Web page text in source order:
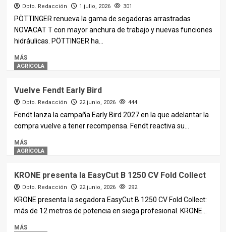
Dpto. Redacción 1 julio, 2026 301
PÖTTINGER renueva la gama de segadoras arrastradas
NOVACAT T con mayor anchura de trabajo y nuevas funciones
hidráulicas. PÖTTINGER ha...
MÁS
AGRÍCOLA
Vuelve Fendt Early Bird
Dpto. Redacción 22 junio, 2026 444
Fendt lanza la campaña Early Bird 2027 en la que adelantar la
compra vuelve a tener recompensa. Fendt reactiva su...
MÁS
AGRÍCOLA
KRONE presenta la EasyCut B 1250 CV Fold Collect
Dpto. Redacción 22 junio, 2026 292
KRONE presenta la segadora EasyCut B 1250 CV Fold Collect:
más de 12 metros de potencia en siega profesional. KRONE...
MÁS